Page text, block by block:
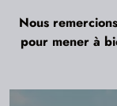
Nous
pour mener à